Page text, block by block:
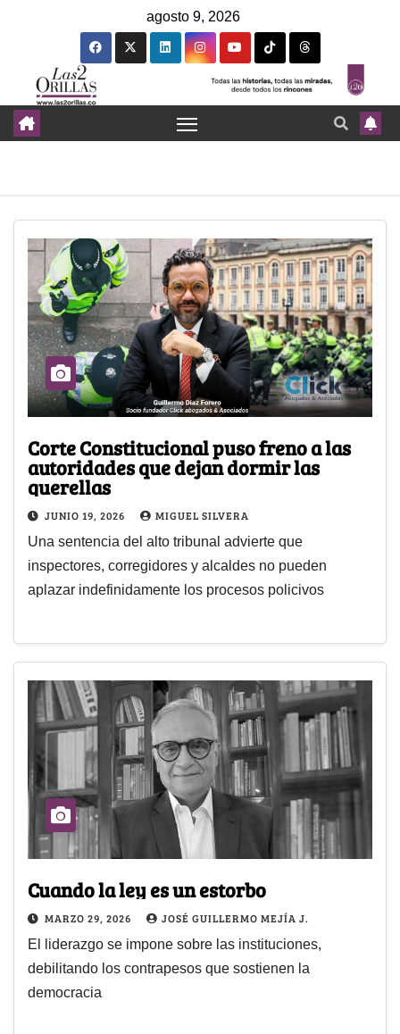
agosto 9, 2026
Corte Constitucional puso freno a las
autoridades que dejan dormir las
querellas
JUNIO 19, 2026 MIGUEL SILVERA
Una sentencia del alto tribunal advierte que
inspectores, corregidores y alcaldes no pueden
aplazar indefinidamente los procesos policivos
Cuando la ley es un estorbo
MARZO 29, 2026 JOSÉ GUILLERMO MEJÍA J.
El liderazgo se impone sobre las instituciones,
debilitando los contrapesos que sostienen la
democracia